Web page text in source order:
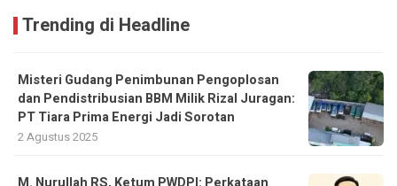
Trending di Headline
Misteri Gudang Penimbunan Pengoplosan
dan Pendistribusian BBM Milik Rizal Juragan:
PT Tiara Prima Energi Jadi Sorotan
2 Agustus 2025